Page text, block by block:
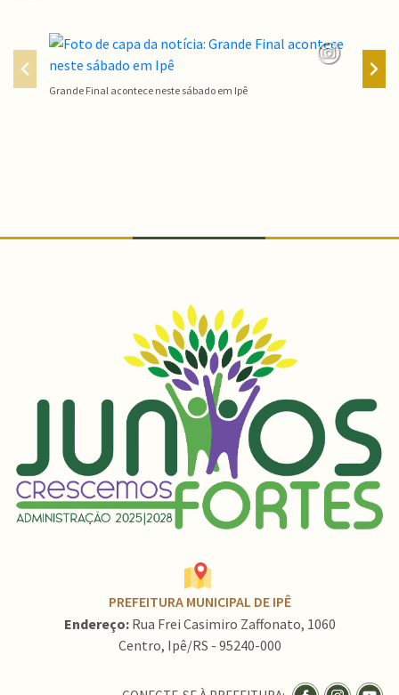
Grande Final acontece neste sábado em Ipê
PREFEITURA MUNICIPAL DE IPÊ
Endereço: Rua Frei Casimiro Zaffonato, 1060
Centro, Ipê/RS - 95240-000